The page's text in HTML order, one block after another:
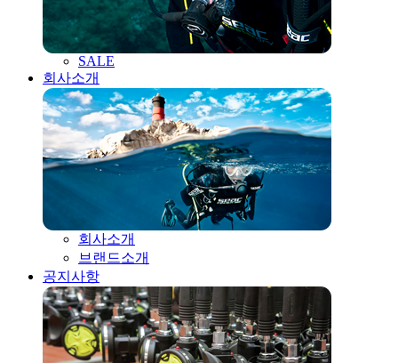
SALE
회사소개
회사소개
브랜드소개
공지사항